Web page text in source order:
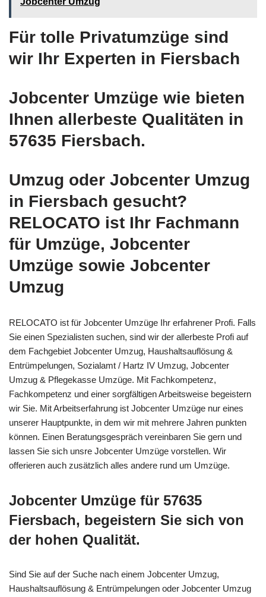
Für tolle Privatumzüge sind
wir Ihr Experten in Fiersbach
Jobcenter Umzüge wie bieten
Ihnen allerbeste Qualitäten in
57635 Fiersbach.
Umzug oder Jobcenter Umzug
in Fiersbach gesucht?
RELOCATO ist Ihr Fachmann
für Umzüge, Jobcenter
Umzüge sowie Jobcenter
Umzug
RELOCATO ist für Jobcenter Umzüge Ihr erfahrener Profi. Falls
Sie einen Spezialisten suchen, sind wir der allerbeste Profi auf
dem Fachgebiet Jobcenter Umzug, Haushaltsauflösung &
Entrümpelungen, Sozialamt / Hartz IV Umzug, Jobcenter
Umzug & Pflegekasse Umzüge. Mit Fachkompetenz,
Fachkompetenz und einer sorgfältigen Arbeitsweise begeistern
wir Sie. Mit Arbeitserfahrung ist Jobcenter Umzüge nur eines
unserer Hauptpunkte, in dem wir mit mehrere Jahren punkten
können. Einen Beratungsgespräch vereinbaren Sie gern und
lassen Sie sich unsre Jobcenter Umzüge vorstellen. Wir
offerieren auch zusätzlich alles andere rund um Umzüge.
Jobcenter Umzüge für 57635
Fiersbach, begeistern Sie sich von
der hohen Qualität.
Sind Sie auf der Suche nach einem Jobcenter Umzug,
Haushaltsauflösung & Entrümpelungen oder Jobcenter Umzug